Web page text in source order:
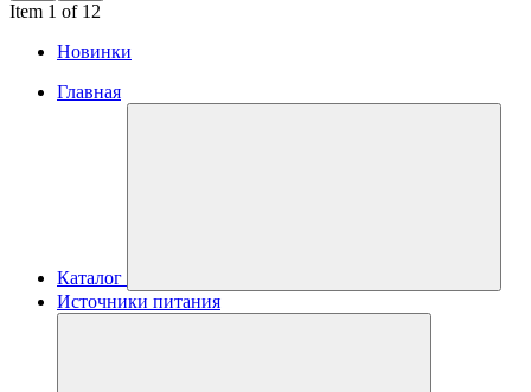
Item 1 of 12
Новинки
Главная
Каталог
Источники питания